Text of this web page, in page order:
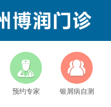
预约专家 银屑病自测